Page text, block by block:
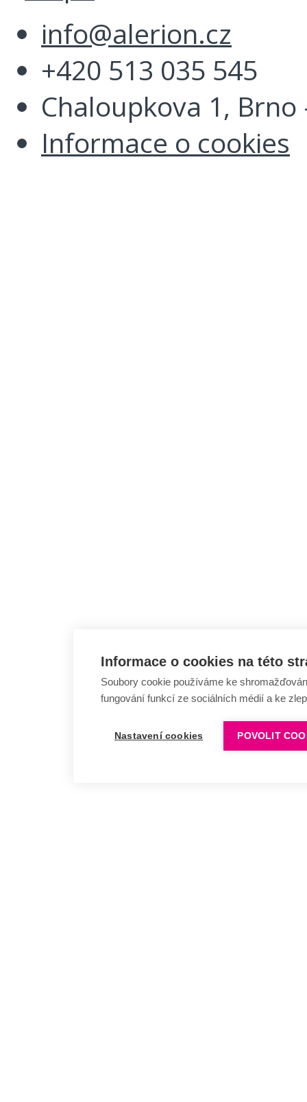
info@alerion.cz
+420 513 035 545
Chaloupkova 1,
Informace o cookies
Informace o cookies na této
Soubory cookie používáme ke
fungování funkcí ze sociálních médií a ke
Nastavení cookies POVOLIT